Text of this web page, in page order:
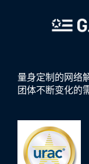
量身定制的网络
团体不断变化的